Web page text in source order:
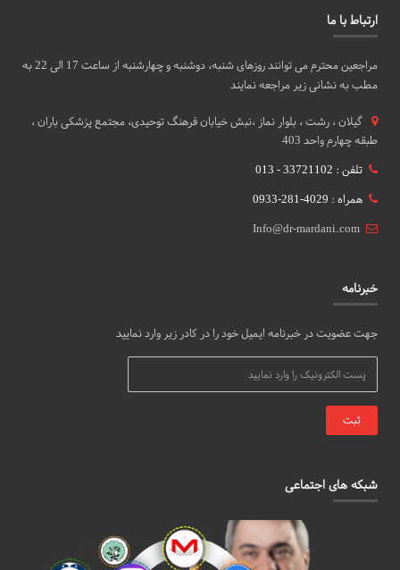
ارتباط با ما
مراجعین محترم می توانند روزهای شنبه، دوشنبه و چهارشنبه از ساعت 17 الی 22 به
مطب به نشانی زیر مراجعه نمایند
گيلان ، رشت ، بلوار نماز ،نبش خیابان فرهنگ توحیدی، مجتمع پزشکی باران ،
طبقه چهارم واحد 403
تلفن : 33721102 - 013
همراه : 4029-281-0933
Info@dr-mardani.com
خبرنامه
جهت عضویت در خبرنامه ایمیل خود را در کادر زیر وارد نمایید
شبکه های اجتماعی